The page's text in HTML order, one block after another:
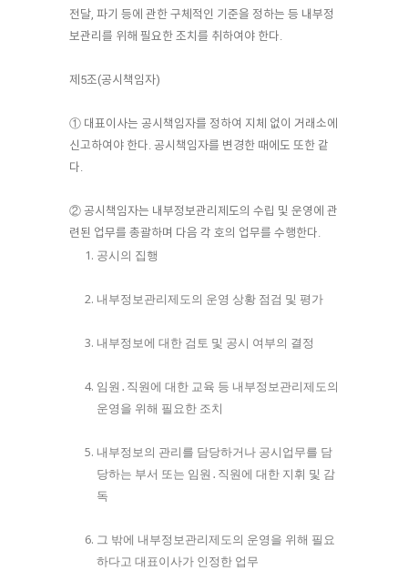
전달, 파기 등에 관한 구체적인 기준을 정하는 등 내부정
보관리를 위해 필요한 조치를 취하여야 한다.
제5조(공시책임자)
① 대표이사는 공시책임자를 정하여 지체 없이 거래소에
신고하여야 한다. 공시책임자를 변경한 때에도 또한 같
다.
② 공시책임자는 내부정보관리제도의 수립 및 운영에 관
련된 업무를 총괄하며 다음 각 호의 업무를 수행한다.
공시의 집행
내부정보관리제도의 운영 상황 점검 및 평가
내부정보에 대한 검토 및 공시 여부의 결정
임원․직원에 대한 교육 등 내부정보관리제도의
운영을 위해 필요한 조치
내부정보의 관리를 담당하거나 공시업무를 담
당하는 부서 또는 임원․직원에 대한 지휘 및 감
독
그 밖에 내부정보관리제도의 운영을 위해 필요
하다고 대표이사가 인정한 업무